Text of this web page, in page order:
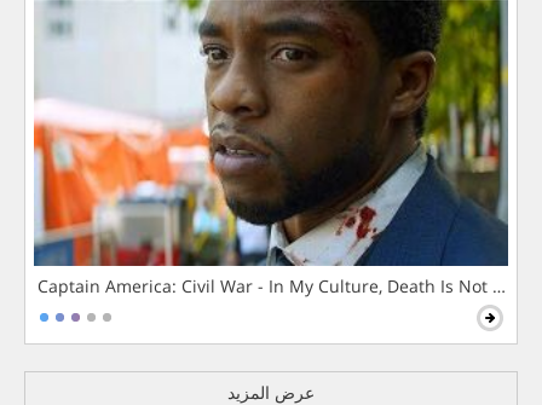
Captain America: Civil War - In My Culture, Death Is Not The
عرض المزيد